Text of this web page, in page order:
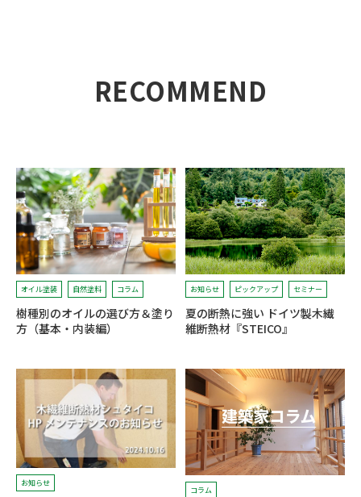
RECOMMEND
オイル塗装 自然塗料 コラム
樹種別のオイルの選び方＆塗り
方（基本・内装編）
お知らせ ピックアップ セミナー
夏の断熱に強い ドイツ製木繊
維断熱材『STEICO』
お知らせ
コラム